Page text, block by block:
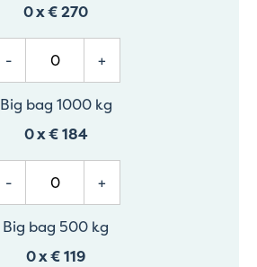
0x€ 270
- +
Big bag 1000 kg
0x€ 184
- +
Big bag 500 kg
0x€ 119